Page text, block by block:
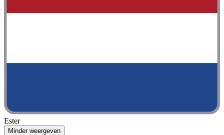
Ester
Minder weergeven